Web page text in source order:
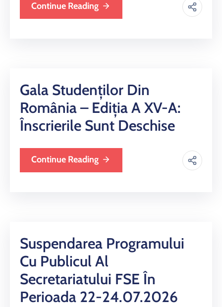
Extracurricular
Continue Reading
Gala Studenților Din
România – Ediția A XV-A:
Înscrierile Sunt Deschise
Continue Reading
Suspendarea Programului
Cu Publicul Al
Secretariatului FSE În
Perioada 22-24.07.2026